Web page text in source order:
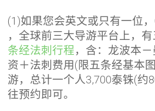
(1)如果您会英文或只有一位
，全球前三大导游平台上，
条经法刺行程，含：龙波本
资＋法刺费用(限五条经基本
游，总计一个人3,700泰铢(约
往预约即可。